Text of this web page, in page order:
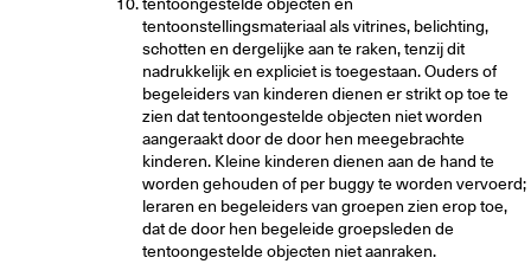
tentoonstellingsmateriaal als vitrines, belichting,
schotten en dergelijke aan te raken, tenzij dit
nadrukkelijk en expliciet is toegestaan. Ouders of
begeleiders van kinderen dienen er strikt op toe te
zien dat tentoongestelde objecten niet worden
aangeraakt door de door hen meegebrachte
kinderen. Kleine kinderen dienen aan de hand te
worden gehouden of per buggy te worden vervoerd;
leraren en begeleiders van groepen zien erop toe,
dat de door hen begeleide groepsleden de
tentoongestelde objecten niet aanraken.